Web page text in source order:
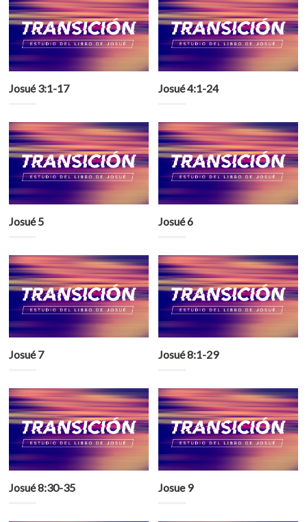
Josué 3:1-17 Josué 4:1-24
Josué 5 Josué 6
Josué 7 Josué 8:1-29
Josué 8:30-35 Josue 9